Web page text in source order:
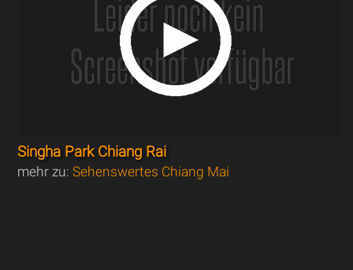
Singha Park Chiang Rai
mehr zu:Sehenswertes Chiang Mai